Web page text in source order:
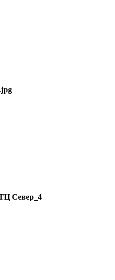
Север_4